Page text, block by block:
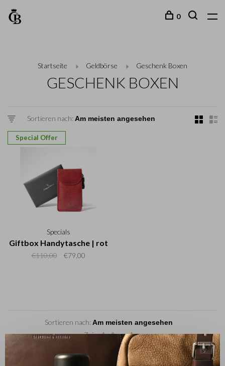
0
Startseite Geldbörse Geschenk Boxen
GESCHENK BOXEN
Sortieren nach:
Special Offer
Specials
Giftbox Handytasche | rot
€110,00 €79,00
Sortieren nach:
Zeige 1 - 1 von 1
Leather wallets with RFID security. Luxury packed in a giftbox
✕